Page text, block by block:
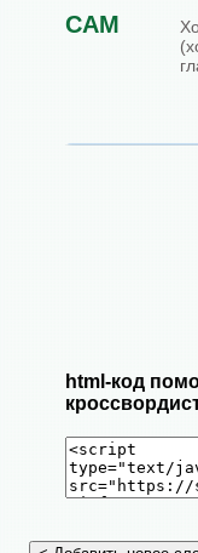
САМ
html-код